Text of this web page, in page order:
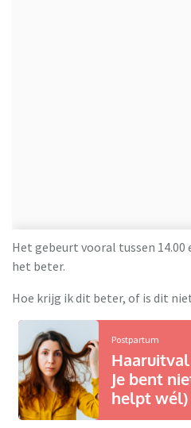
Het gebeurt vooral tussen 14.00
het beter.
Hoe krijg ik dit beter, of is dit
Postpartum
Je bent
helpt wél)